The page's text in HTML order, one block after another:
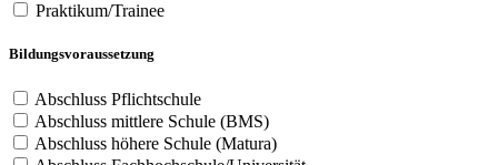
Praktikum/Trainee
Bildungsvoraussetzung
Abschluss Pflichtschule
Abschluss mittlere Schule (BMS)
Abschluss höhere Schule (Matura)